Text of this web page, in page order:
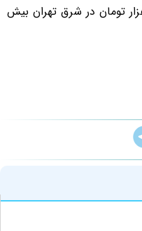
کمتر از 2 میلیون و 600 هزار تومان در شرق تهران بیش